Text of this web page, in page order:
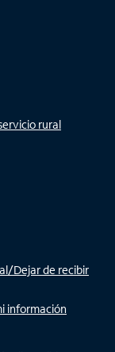
rural
Dejar de recibir
información